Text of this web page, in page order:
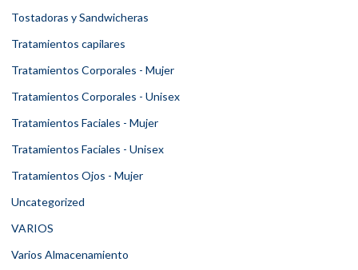
Tostadoras y Sandwicheras
Tratamientos capilares
Tratamientos Corporales - Mujer
Tratamientos Corporales - Unisex
Tratamientos Faciales - Mujer
Tratamientos Faciales - Unisex
Tratamientos Ojos - Mujer
Uncategorized
VARIOS
Varios Almacenamiento